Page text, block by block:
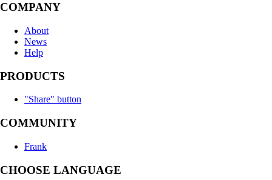
COMPANY
About
News
Help
PRODUCTS
"Share" button
COMMUNITY
Frank
CHOOSE LANGUAGE